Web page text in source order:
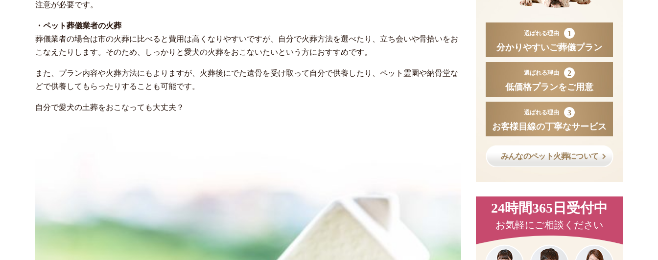
注意が必要です。
・ペット葬儀業者の火葬
葬儀業者の場合は市の火葬に比べると費用は高くなりやすいですが、自分で火葬方法を選べたり、立ち会いや骨拾いをお
こなえたりします。そのため、しっかりと愛犬の火葬をおこないたいという方におすすめです。
また、プラン内容や火葬方法にもよりますが、火葬後にでた遺骨を受け取って自分で供養したり、ペット霊園や納骨堂な
どで供養してもらったりすることも可能です。
自分で愛犬の土葬をおこなっても大丈夫？
選ばれる理由 1
分かりやすいご葬儀プラン
選ばれる理由 2
低価格プランをご用意
選ばれる理由 3
お客様目線の丁寧なサービス
みんなのペット火葬について
24時間365日受付中
お気軽にご相談ください